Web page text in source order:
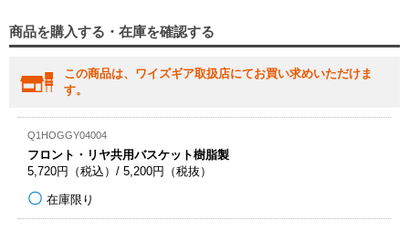
商品を購入する・在庫を確認する
この商品は、ワイズギア取扱店にてお買い求めいただけま
す。
Q1HOGGY04004
フロント・リヤ共用バスケット樹脂製
5,720円（税込）/ 5,200円（税抜）
在庫限り